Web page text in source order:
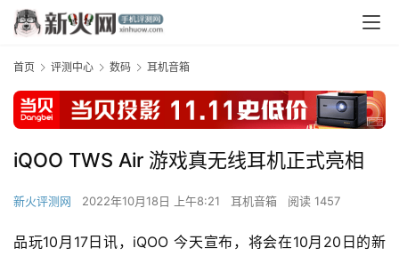
首页 评测中心 数码 耳机音箱
iQOO TWS Air 游戏真无线耳机正式亮相
新火评测网 2022年10月18日 上午8:21 耳机音箱 阅读 1457
品玩10月17日讯，iQOO 今天宣布，将会在10月20日的新